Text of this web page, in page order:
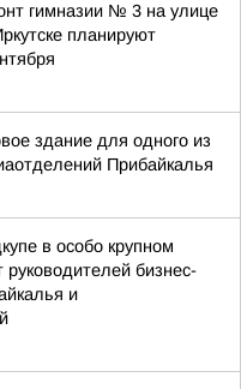
гимназии № 3 на улице
планируют
здание для одного из
Прибайкалья
в особо крупном
бизнес-
и